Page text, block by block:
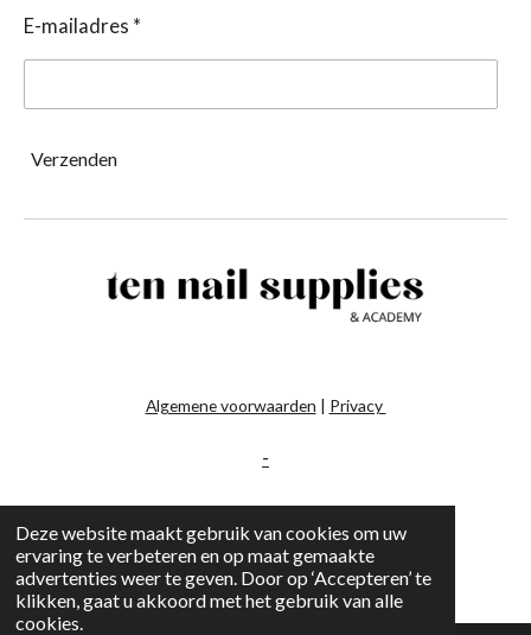
Deze website maakt gebruik van cookies om uw
ervaring te verbeteren en op maat gemaakte
advertenties weer te geven. Door op ‘Accepteren’ te
klikken, gaat u akkoord met het gebruik van alle
cookies.
E-mailadres *
Verzenden
Algemene voorwaarden | Privacy
-